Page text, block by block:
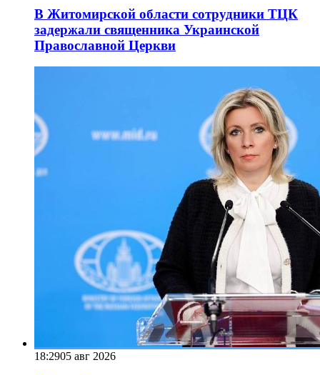
В Житомирской области сотрудники ТЦК
задержали священника Украинской
Православной Церкви
18:2905 авг 2026